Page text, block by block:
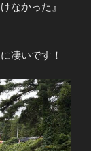
なかった』
凄いです！